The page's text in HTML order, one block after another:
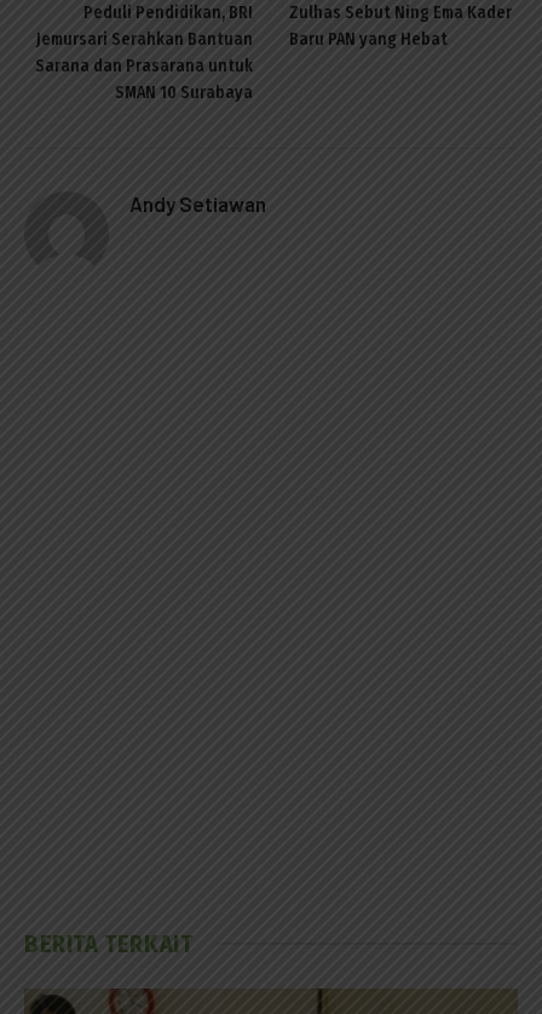
Peduli Pendidikan, BRI
Jemursari Serahkan Bantuan
Sarana dan Prasarana untuk
SMAN 10 Surabaya
Zulhas Sebut Ning Ema Kader
Baru PAN yang Hebat
Andy Setiawan
BERITA TERKAIT